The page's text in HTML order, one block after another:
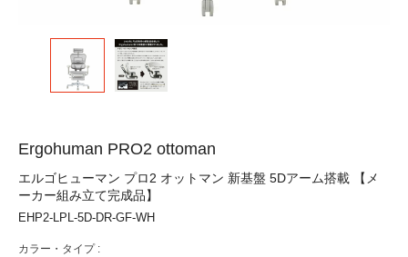
Ergohuman PRO2 ottoman
エルゴヒューマン プロ2 オットマン 新基盤 5Dアーム搭載 【メ
ーカー組み立て完成品】
EHP2-LPL-5D-DR-GF-WH
カラー・タイプ :